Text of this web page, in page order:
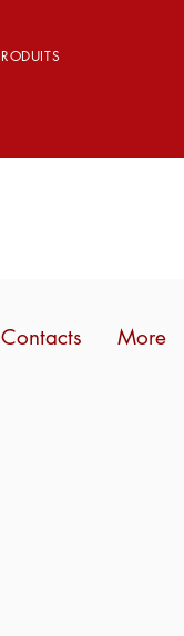
Contacts More